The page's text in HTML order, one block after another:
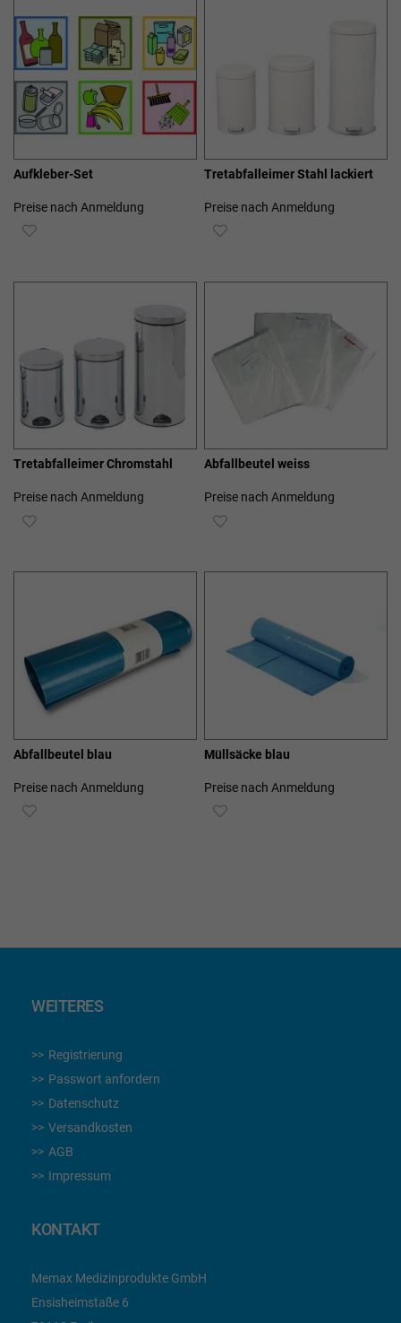
Aufkleber-Set
Preise nach Anmeldung
ZUR
Tretabfalleimer Stahl lackiert
Preise nach Anmeldung
ZUR
Tretabfalleimer Chromstahl
Preise nach Anmeldung
ZUR
Abfallbeutel weiss
Preise nach Anmeldung
ZUR
Abfallbeutel blau
Preise nach Anmeldung
ZUR
Müllsäcke blau
Preise nach Anmeldung
ZUR
WEITERES
Registrierung
Passwort anfordern
Datenschutz
Versandkosten
AGB
Impressum
KONTAKT
Memax Medizinprodukte GmbH
Ensisheimstaße 6